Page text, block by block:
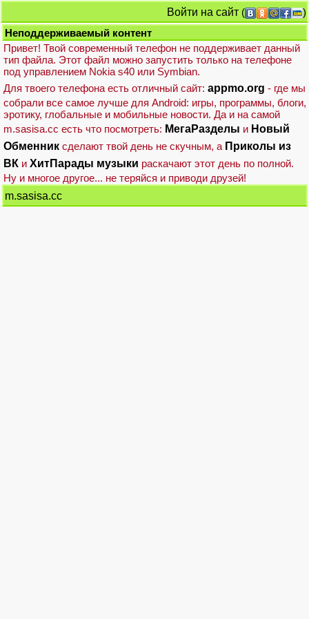
Войти на сайт (
)
Неподдерживаемый контент
Привет! Твой современный телефон не поддерживает данный
тип файла. Этот файл можно запустить только на телефоне
под управлением Nokia s40 или Symbian.
Для твоего телефона есть отличный сайт: appmo.org - где мы
собрали все самое лучше для Android: игры, программы, блоги,
эротику, глобальные и мобильные новости. Да и на самой
m.sasisa.cc есть что посмотреть: МегаРазделы и Новый
Обменник сделают твой день не скучным, а Приколы из
ВК и ХитПарады музыки раскачают этот день по полной.
Ну и многое другое... не теряйся и приводи друзей!
m.sasisa.cc